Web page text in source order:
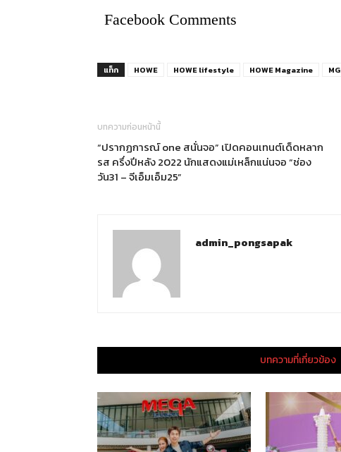
Facebook Comments
แท็ก HOWE HOWE lifestyle HOWE Magazine MG
บทความก่อนหน้านี้
“ปรากฏการณ์ one สนั่นจอ” เปิดคอนเทนต์เด็ดหลาก
รส ครึ่งปีหลัง 2022 นักแสดงแม่เหล็กแน่นจอ “ช่อง
วัน31 – จีเอ็มเอ็ม25”
admin_pongsapak
บทความที่เกี่ยวข้อง